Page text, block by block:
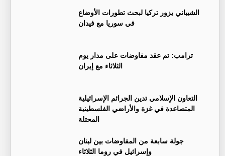
‏الشيباني يزور تركيا لبحث تطورات الأوضاع
في سوريا مع فيدان
ترامب: تم عقد مفاوضات على مدار يوم
الثلاثاء مع إيران
التعاون الإسلامي تدين الجرائم الإسرائيلية
المتصاعدة في غزة والأراضي الفلسطينية
المحتلة
جولة سابعة من المفاوضات بين لبنان
وإسرائيل في روما الثلاثاء